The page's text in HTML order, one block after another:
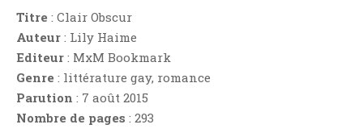
Articles De Nadège
Articles De Steven
Aventure
Bibliothèque De A À Z
Titre : Clair Obscur
Auteur : Lily Haime
Editeur : MxM Bookmark
Genre : littérature gay, romance
Parution : 7 août 2015
Nombre de pages : 293